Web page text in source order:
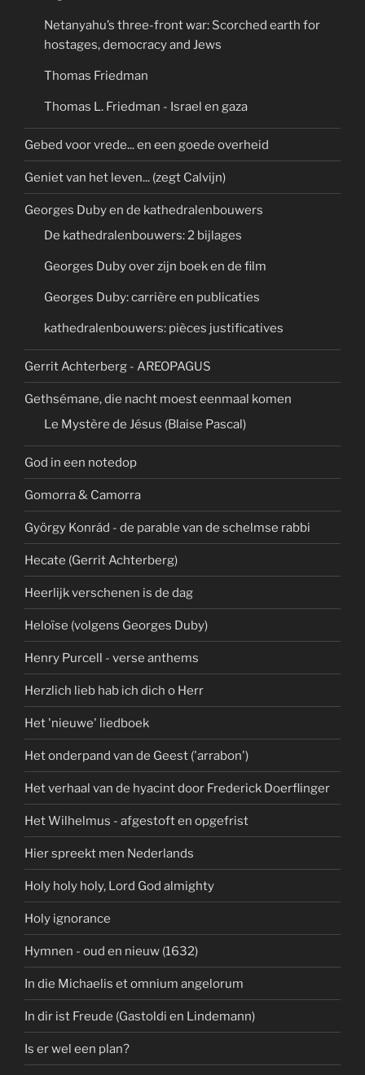
Netanyahu’s three-front war: Scorched earth for
hostages, democracy and Jews
Thomas Friedman
Thomas L. Friedman - Israel en gaza
Gebed voor vrede... en een goede overheid
Geniet van het leven... (zegt Calvijn)
Georges Duby en de kathedralenbouwers
De kathedralenbouwers: 2 bijlages
Georges Duby over zijn boek en de film
Georges Duby: carrière en publicaties
kathedralenbouwers: pièces justificatives
Gerrit Achterberg - AREOPAGUS
Gethsémane, die nacht moest eenmaal komen
Le Mystère de Jésus (Blaise Pascal)
God in een notedop
Gomorra & Camorra
György Konrád - de parable van de schelmse rabbi
Hecate (Gerrit Achterberg)
Heerlijk verschenen is de dag
Heloïse (volgens Georges Duby)
Henry Purcell - verse anthems
Herzlich lieb hab ich dich o Herr
Het 'nieuwe' liedboek
Het onderpand van de Geest ('arrabon')
Het verhaal van de hyacint door Frederick Doerflinger
Het Wilhelmus - afgestoft en opgefrist
Hier spreekt men Nederlands
Holy holy holy, Lord God almighty
Holy ignorance
Hymnen - oud en nieuw (1632)
In die Michaelis et omnium angelorum
In dir ist Freude (Gastoldi en Lindemann)
Is er wel een plan?